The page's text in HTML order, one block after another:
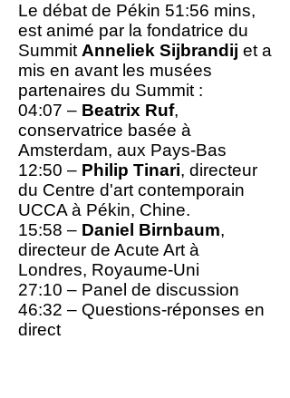
​Le débat de Pékin 51:56 mins,
est animé par la fondatrice du
Summit Anneliek Sijbrandij et a
mis en avant les musées
partenaires du Summit :
04:07 – Beatrix Ruf,
conservatrice basée à
Amsterdam, aux Pays-Bas
12:50 – Philip Tinari, directeur
du Centre d'art contemporain
UCCA à Pékin, Chine.
15:58 – Daniel Birnbaum,
directeur de Acute Art à
Londres, Royaume-Uni
27:10 – Panel de discussion
46:32 – Questions-réponses en
direct